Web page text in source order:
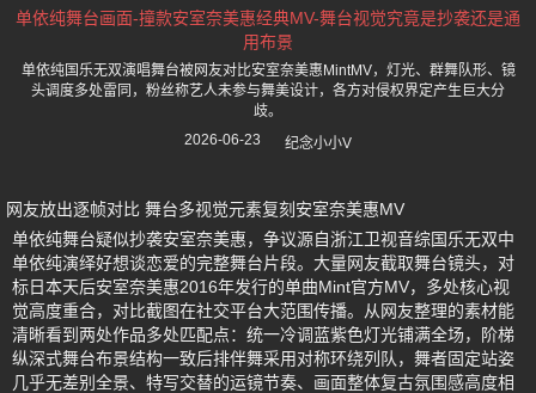
单依纯舞台画面-撞款安室奈美惠经典MV-舞台视觉究竟是抄袭还是通
用布景
单依纯国乐无双演唱舞台被网友对比安室奈美惠MintMV，灯光、群舞队形、镜
头调度多处雷同，粉丝称艺人未参与舞美设计，各方对侵权界定产生巨大分
歧。
2026-06-23
纪念小小V
网友放出逐帧对比 舞台多视觉元素复刻安室奈美惠MV
单依纯舞台疑似抄袭安室奈美惠，争议源自浙江卫视音综国乐无双中
单依纯演绎好想谈恋爱的完整舞台片段。大量网友截取舞台镜头，对
标日本天后安室奈美惠2016年发行的单曲Mint官方MV，多处核心视
觉高度重合，对比截图在社交平台大范围传播。从网友整理的素材能
清晰看到两处作品多处匹配点：统一冷调蓝紫色灯光铺满全场，阶梯
纵深式舞台布景结构一致后排伴舞采用对称环绕列队，舞者固定站姿
几乎无差别全景、特写交替的运镜节奏、画面整体复古氛围感高度相